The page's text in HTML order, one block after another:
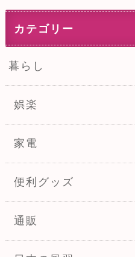
カテゴリー
暮らし
娯楽
家電
便利グッズ
通販